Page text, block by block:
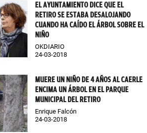
EL AYUNTAMIENTO DICE QUE EL
RETIRO SE ESTABA DESALOJANDO
CUANDO HA CAÍDO EL ÁRBOL SOBRE EL
NIÑO
OKDIARIO
24-03-2018
MUERE UN NIÑO DE 4 AÑOS AL CAERLE
ENCIMA UN ÁRBOL EN EL PARQUE
MUNICIPAL DEL RETIRO
Enrique Falcón
24-03-2018